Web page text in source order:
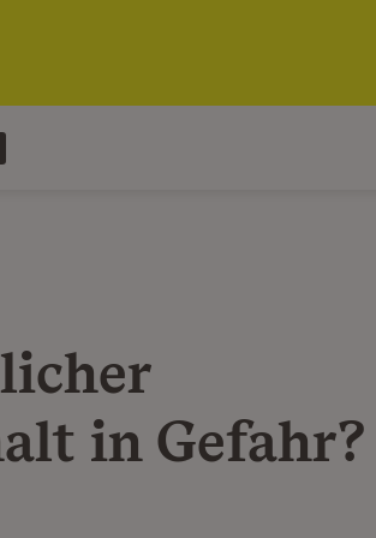
in Gefahr?